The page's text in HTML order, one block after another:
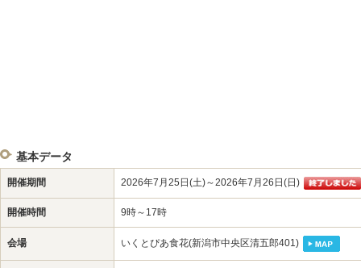
基本データ
開催期間 2026年7月25日(土)～2026年7月26日(日)
開催時間 9時～17時
会場 いくとぴあ食花(新潟市中央区清五郎401)